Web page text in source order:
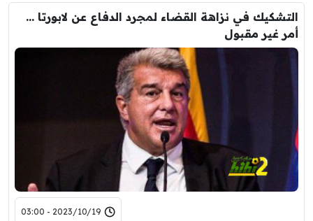
التشكيك في نزاهة القضاء لمجرد الدفاع عن لابورتا …
أمر غير مقبول
2023/10/19 - 03:00